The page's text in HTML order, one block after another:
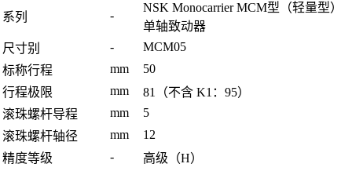
系列 -
NSK Monocarrier MCM型（轻量型）
单轴致动器
尺寸别
-
MCM05
标称行程
mm
50
行程极限
mm
81（不含 K1：95）
滚珠螺杆导程
mm
5
滚珠螺杆轴径
mm
12
精度等级
-
高级（H）